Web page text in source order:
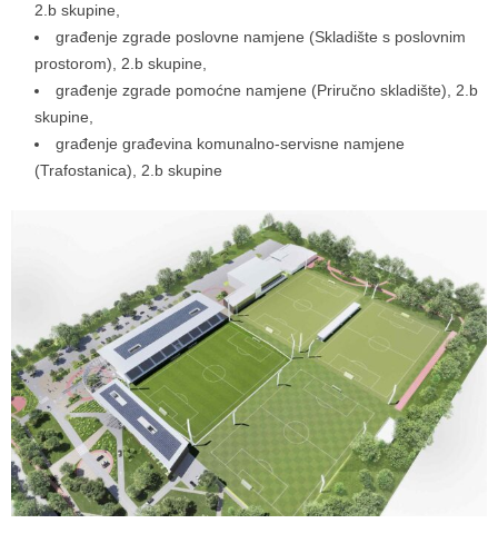
2.b skupine,
građenje zgrade poslovne namjene (Skladište s poslovnim
prostorom), 2.b skupine,
građenje zgrade pomoćne namjene (Priručno skladište), 2.b
skupine,
građenje građevina komunalno-servisne namjene
(Trafostanica), 2.b skupine